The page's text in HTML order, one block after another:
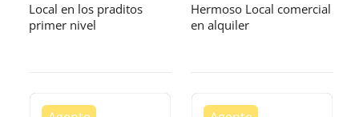
Local en los praditos
primer nivel
Hermoso Local comercial
en alquiler